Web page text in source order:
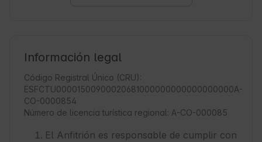
Información legal
Código Registral Único (CRU):
ESFCTU00001500900020681000000000000000000A-
CO-0000854
Número de licencia turística regional: A-CO-000085
El Anfitrión es responsable de cumplir con